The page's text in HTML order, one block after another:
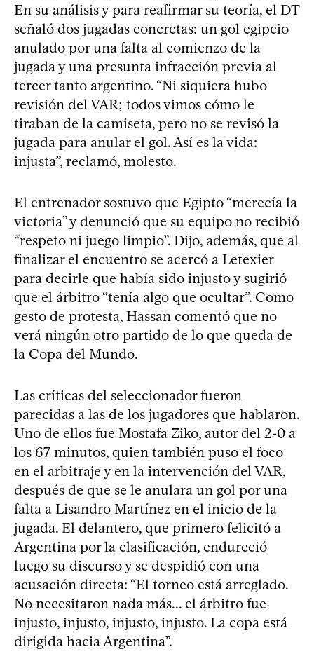
En su análisis y para reafirmar su teoría, el DT
señaló dos jugadas concretas: un gol egipcio
anulado por una falta al comienzo de la
jugada y una presunta infracción previa al
tercer tanto argentino. “Ni siquiera hubo
revisión del VAR; todos vimos cómo le
tiraban de la camiseta, pero no se revisó la
jugada para anular el gol. Así es la vida:
injusta”, reclamó, molesto.
El entrenador sostuvo que Egipto “merecía la
victoria” y denunció que su equipo no recibió
“respeto ni juego limpio”. Dijo, además, que al
finalizar el encuentro se acercó a Letexier
para decirle que había sido injusto y sugirió
que el árbitro “tenía algo que ocultar”. Como
gesto de protesta, Hassan comentó que no
verá ningún otro partido de lo que queda de
la Copa del Mundo.
Las críticas del seleccionador fueron
parecidas a las de los jugadores que hablaron.
Uno de ellos fue Mostafa Ziko, autor del 2-0 a
los 67 minutos, quien también puso el foco
en el arbitraje y en la intervención del VAR,
después de que se le anulara un gol por una
falta a Lisandro Martínez en el inicio de la
jugada. El delantero, que primero felicitó a
Argentina por la clasificación, endureció
luego su discurso y se despidió con una
acusación directa: “El torneo está arreglado.
No necesitaron nada más... el árbitro fue
injusto, injusto, injusto, injusto. La copa está
dirigida hacia Argentina”.